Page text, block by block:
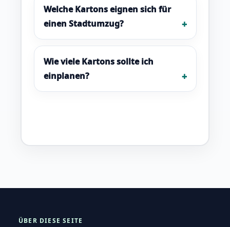
Welche Kartons eignen sich für
einen Stadtumzug?
Wie viele Kartons sollte ich
einplanen?
ÜBER DIESE SEITE